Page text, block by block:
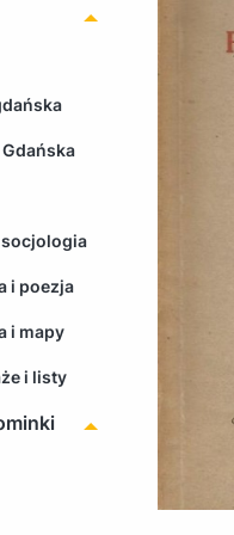
i poezja
i mapy
i listy